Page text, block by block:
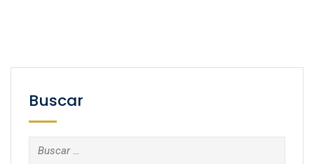
Buscar
Buscar: